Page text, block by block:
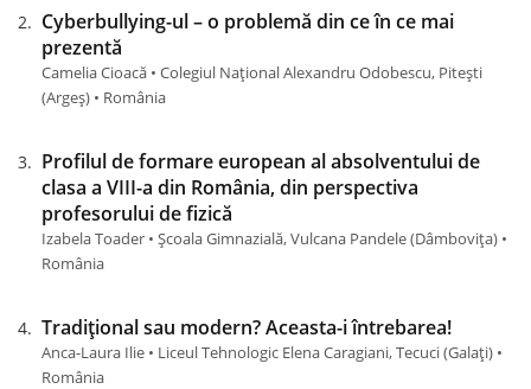
Cyberbullying-ul – o problemă din ce în ce mai
prezentă
Camelia Cioacă • Colegiul Național Alexandru Odobescu, Pitești
(Argeş) • România
Profilul de formare european al absolventului de
clasa a VIII-a din România, din perspectiva
profesorului de fizică
Izabela Toader • Școala Gimnazială, Vulcana Pandele (Dâmboviţa) •
România
Tradițional sau modern? Aceasta-i întrebarea!
Anca-Laura Ilie • Liceul Tehnologic Elena Caragiani, Tecuci (Galaţi) •
România